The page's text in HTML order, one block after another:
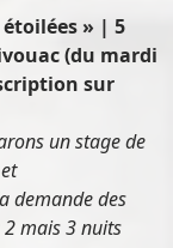
» | 5
(du mardi
sur
un stage de
demande des
2 mais 3 nuits